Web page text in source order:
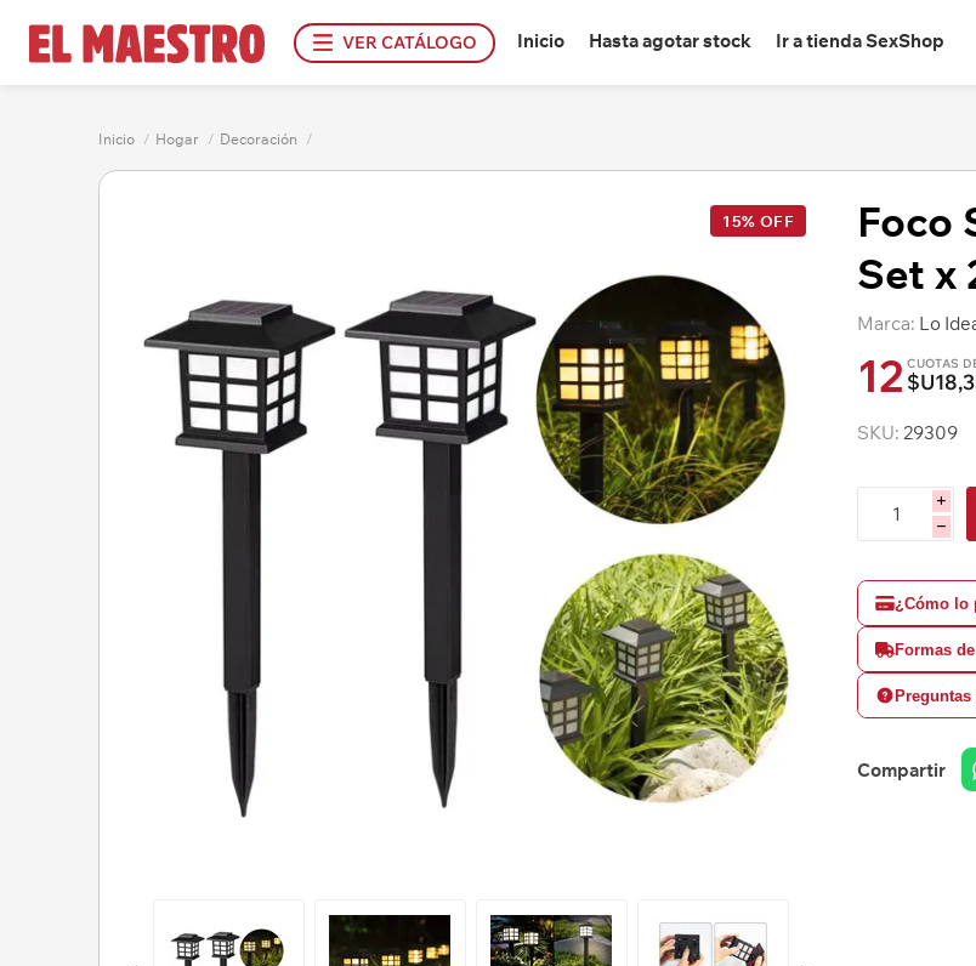
VER CATÁLOGO Inicio Hasta agotar stock Ir a tienda SexShop
Inicio / Hogar / Decoración /
15% OFF
Foco
Set x
Marca: Lo
12 CUOTAS
SKU: 29309
i
h
¿Cómo lo
Formas
Preguntas
Compartir